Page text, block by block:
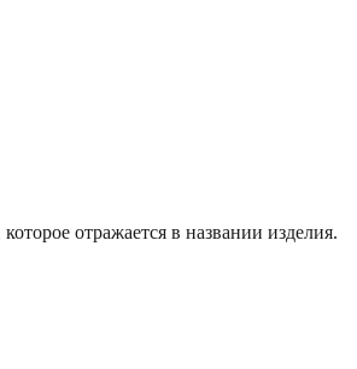
отражается в названии изделия.